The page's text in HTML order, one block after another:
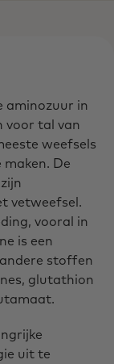
aminozuur in
voor tal van
weefsels
De
vetweefsel.
vooral in
is een
stoffen
glutathion
uit te